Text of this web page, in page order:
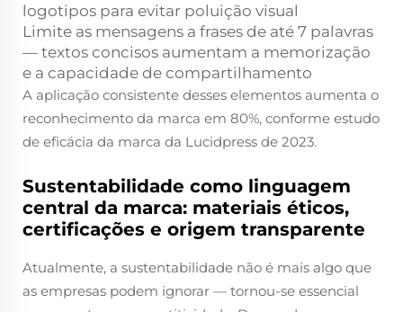
logotipos para evitar poluição visual
Limite as mensagens a frases de até 7 palavras
— textos concisos aumentam a memorização
e a capacidade de compartilhamento
A aplicação consistente desses elementos aumenta o
reconhecimento da marca em 80%, conforme estudo
de eficácia da marca da Lucidpress de 2023.
Sustentabilidade como linguagem
central da marca: materiais éticos,
certificações e origem transparente
Atualmente, a sustentabilidade não é mais algo que
as empresas podem ignorar — tornou-se essencial